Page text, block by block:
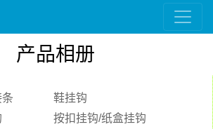
产品相册
鞋挂钩
按扣挂钩/纸盒挂钩